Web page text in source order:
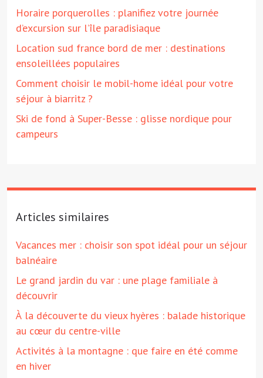
Horaire porquerolles : planifiez votre journée
d’excursion sur l’île paradisiaque
Location sud france bord de mer : destinations
ensoleillées populaires
Comment choisir le mobil-home idéal pour votre
séjour à biarritz ?
Ski de fond à Super-Besse : glisse nordique pour
campeurs
Articles similaires
Vacances mer : choisir son spot idéal pour un séjour
balnéaire
Le grand jardin du var : une plage familiale à
découvrir
À la découverte du vieux hyères : balade historique
au cœur du centre-ville
Activités à la montagne : que faire en été comme
en hiver